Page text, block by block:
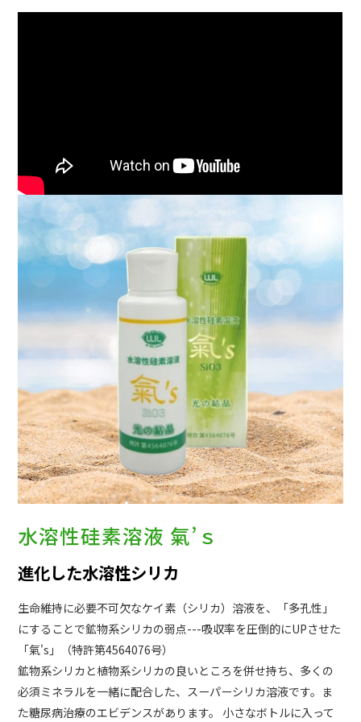
水溶性硅素溶液 氣’ｓ
進化した水溶性シリカ
生命維持に必要不可欠なケイ素（シリカ）溶液を、「多孔性」
にすることで鉱物系シリカの弱点---吸収率を圧倒的にUPさせた
「氣's」（特許第4564076号）
鉱物系シリカと植物系シリカの良いところを併せ持ち、多くの
必須ミネラルを一緒に配合した、スーパーシリカ溶液です。ま
た糖尿病治療のエビデンスがあります。 小さなボトルに入って